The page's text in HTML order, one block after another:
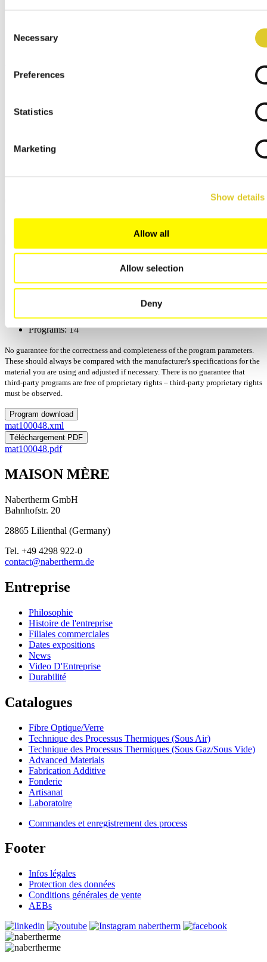
Selection
Necessary
Preferences
Statistics
Marketing
Show details
Allow all
Allow selection
Deny
Connexion Distributeur
Español
Polski
русский
Manufactor: Amann Girrbach
Version:
Programs: 14
No guarantee for the correctness and completeness of the program parameters.
These should always be compared with the manufacturer's specifications for the
material you are using and adjusted if necessary. There is no guarantee that
third-party programs are free of proprietary rights – third-party proprietary rights
must be observed.
Program download
mat100048.xml
Téléchargement PDF
mat100048.pdf
MAISON MÈRE
Nabertherm GmbH
Bahnhofstr. 20
28865 Lilienthal (Germany)
Tel. +49 4298 922-0
contact@nabertherm.de
Entreprise
Philosophie
Histoire de l'entreprise
Filiales commerciales
Dates expositions
News
Video D'Entreprise
Durabilité
Catalogues
Fibre Optique/Verre
Technique des Processus Thermiques (Sous Air)
Technique des Processus Thermiques (Sous Gaz/Sous Vide)
Advanced Materials
Fabrication Additive
Fonderie
Artisanat
Laboratoire
Commandes et enregistrement des process
Footer
Infos légales
Protection des données
Conditions générales de vente
AEBs